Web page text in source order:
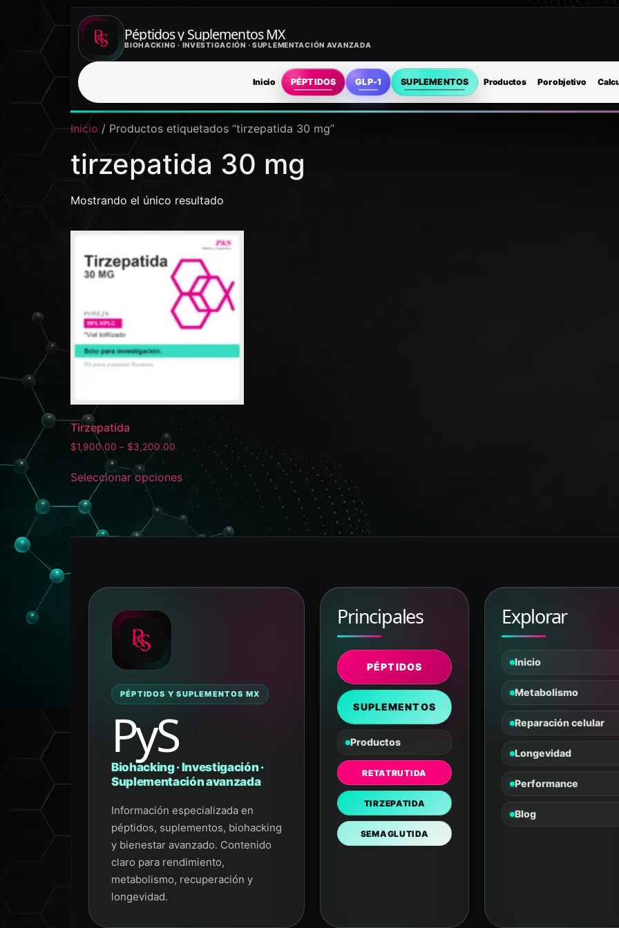
Péptidos y Suplementos MX
BIOHACKING · INVESTIGACIÓN · SUPLEMENTACIÓN AVANZADA
Inicio PÉPTIDOS GLP-1 SUPLEMENTOS Productos Por objetivo
Inicio / Productos etiquetados “tirzepatida 30 mg”
tirzepatida 30 mg
Mostrando el único resultado
Tirzepatida
$1,900.00 – $3,200.00
Seleccionar opciones
PÉPTIDOS Y SUPLEMENTOS MX
PyS
Biohacking · Investigación ·
Suplementación avanzada
Información especializada en
péptidos, suplementos, biohacking
y bienestar avanzado. Contenido
claro para rendimiento,
metabolismo, recuperación y
longevidad.
Principales
PÉPTIDOS
SUPLEMENTOS
Productos
RETATRUTIDA
TIRZEPATIDA
SEMAGLUTIDA
Explorar
Inicio
Metabolismo
Reparación celular
Longevidad
Performance
Blog